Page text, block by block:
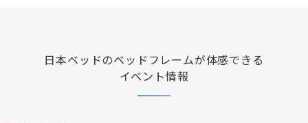
日本ベッドのベッドフレームが体感できる
イベント情報